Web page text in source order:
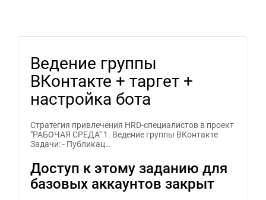
Ведение группы
ВКонтакте + таргет +
настройка бота
Стратегия привлечения HRD-специалистов в проект
"РАБОЧАЯ СРЕДА" 1. Ведение группы ВКонтакте
Задачи: - Публикац…
Доступ к этому заданию для
базовых аккаунтов закрыт